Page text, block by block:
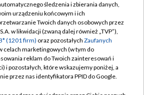
TVP
TVP
Cyfrowa
Regulamin TVP
prywatności
Moje zgody
Pomoc
śledzenia i zbierania danych,
urządzeniu końcowym i ich
Twoich danych osobowych przez
w likwidacji (zwaną dalej również „TVP”),
(1201 firm) oraz pozostałych Zaufanych
celach marketingowych (w tym do
reklam do Twoich zainteresowań i
i pozostałych, które wskazujemy poniżej, a
przez nas identyfikatora PPID do Google.